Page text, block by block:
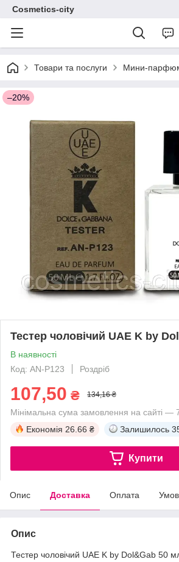
Cosmetics-city
Товари та послуги Мини-
–20%
Тестер чоловічий UAE K by
В наявності
Код: AN-P123
Роздріб
107,50 ₴ 134,16 ₴
Мінімальна сума замовлення на сайті —
Економія 26.66 ₴ Залишилось
Купити
Опис Доставка Оплата
Опис
Тестер чоловічий UAE K by Dol&Gab 50